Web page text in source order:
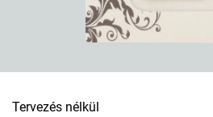
Tervezés nélkül